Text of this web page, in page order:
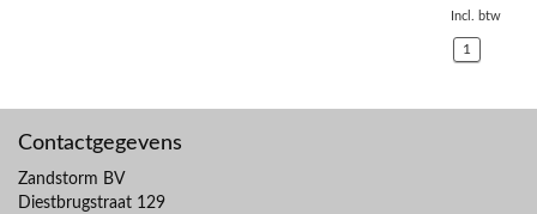
Incl. btw
1
Contactgegevens
Zandstorm BV
Diestbrugstraat 129